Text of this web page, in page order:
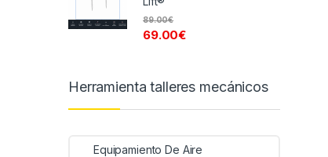
69.00€
89.00€
Herramienta talleres mecánicos
Equipamiento De Aire